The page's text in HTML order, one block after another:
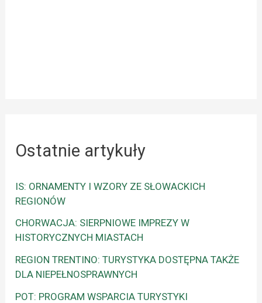
Ostatnie artykuły
IS: ORNAMENTY I WZORY ZE SŁOWACKICH
REGIONÓW
CHORWACJA: SIERPNIOWE IMPREZY W
HISTORYCZNYCH MIASTACH
REGION TRENTINO: TURYSTYKA DOSTĘPNA TAKŻE
DLA NIEPEŁNOSPRAWNYCH
POT: PROGRAM WSPARCIA TURYSTYKI